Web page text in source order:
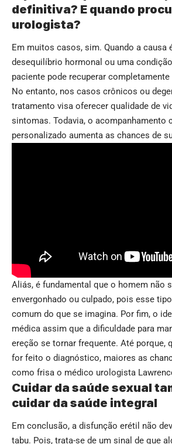
definitiva? E quando
urologista?
Em muitos casos, sim. Quando a causa
desequilíbrio hormonal ou uma
paciente pode recuperar
No entanto, nos casos crônicos ou
tratamento visa oferecer qualidade de
sintomas. Todavia, o acompanhamento
personalizado aumenta as chances de
Aliás, é fundamental que o homem não
envergonhado ou culpado, pois esse
comum do que se imagina. Por fim, o
médica assim que a dificuldade para
ereção se tornar frequente. Até porque,
for feito o diagnóstico, maiores as
como frisa o médico urologista
Cuidar da saúde sexual
cuidar da saúde integral
Em conclusão, a disfunção erétil não
tabu. Pois, trata-se de um sinal de que